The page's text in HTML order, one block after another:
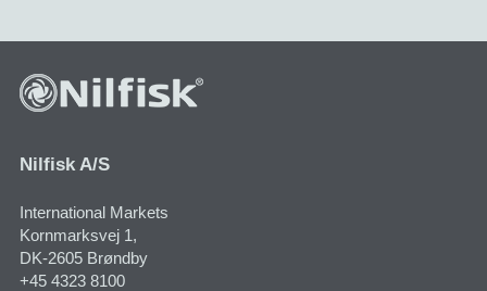
Nilfisk A/S
International Markets
Kornmarksvej 1​,
DK-2605 Brøndby
+45 4323 8100